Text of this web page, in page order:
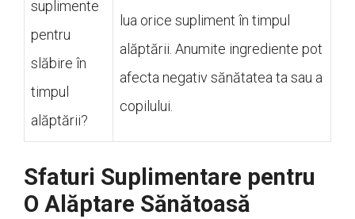
suplimente
pentru
slăbire în
timpul
alăptării?
lua orice supliment în timpul
alăptării. Anumite ingrediente pot
afecta negativ sănătatea ta sau a
copilului.
Sfaturi Suplimentare pentru
O Alăptare Sănătoasă